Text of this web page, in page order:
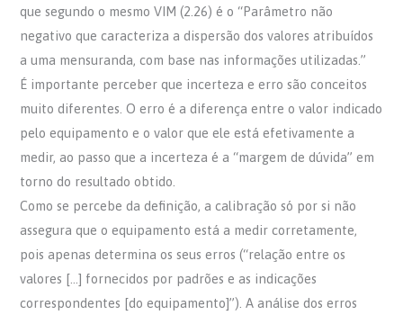
que segundo o mesmo VIM (2.26) é o “Parâmetro não
negativo que caracteriza a dispersão dos valores atribuídos
a uma mensuranda, com base nas informações utilizadas.”
É importante perceber que incerteza e erro são conceitos
muito diferentes. O erro é a diferença entre o valor indicado
pelo equipamento e o valor que ele está efetivamente a
medir, ao passo que a incerteza é a “margem de dúvida” em
torno do resultado obtido.
Como se percebe da definição, a calibração só por si não
assegura que o equipamento está a medir corretamente,
pois apenas determina os seus erros (“relação entre os
valores […] fornecidos por padrões e as indicações
correspondentes [do equipamento]”). A análise dos erros